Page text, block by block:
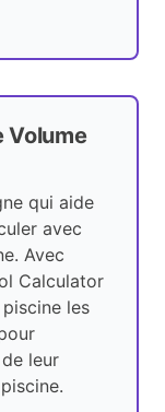
Volume
qui aide
avec
Avec
Calculator
les
leur